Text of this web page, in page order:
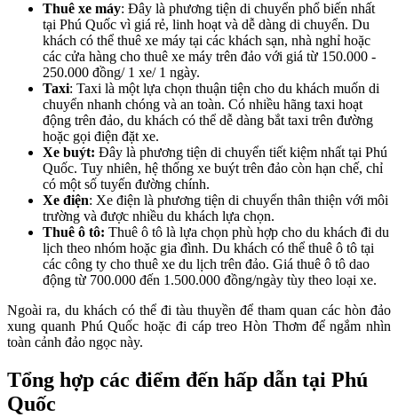
Thuê xe máy: Đây là phương tiện di chuyển phổ biến nhất
tại Phú Quốc vì giá rẻ, linh hoạt và dễ dàng di chuyển. Du
khách có thể thuê xe máy tại các khách sạn, nhà nghỉ hoặc
các cửa hàng cho thuê xe máy trên đảo với giá từ 150.000 -
250.000 đồng/ 1 xe/ 1 ngày.
Taxi: Taxi là một lựa chọn thuận tiện cho du khách muốn di
chuyển nhanh chóng và an toàn. Có nhiều hãng taxi hoạt
động trên đảo, du khách có thể dễ dàng bắt taxi trên đường
hoặc gọi điện đặt xe.
Xe buýt: Đây là phương tiện di chuyển tiết kiệm nhất tại Phú
Quốc. Tuy nhiên, hệ thống xe buýt trên đảo còn hạn chế, chỉ
có một số tuyến đường chính.
Xe điện: Xe điện là phương tiện di chuyển thân thiện với môi
trường và được nhiều du khách lựa chọn.
Thuê ô tô: Thuê ô tô là lựa chọn phù hợp cho du khách đi du
lịch theo nhóm hoặc gia đình. Du khách có thể thuê ô tô tại
các công ty cho thuê xe du lịch trên đảo. Giá thuê ô tô dao
động từ 700.000 đến 1.500.000 đồng/ngày tùy theo loại xe.
Ngoài ra, du khách có thể đi tàu thuyền để tham quan các hòn đảo
xung quanh Phú Quốc hoặc đi cáp treo Hòn Thơm để ngắm nhìn
toàn cảnh đảo ngọc này.
Tổng hợp các điểm đến hấp dẫn tại Phú
Quốc